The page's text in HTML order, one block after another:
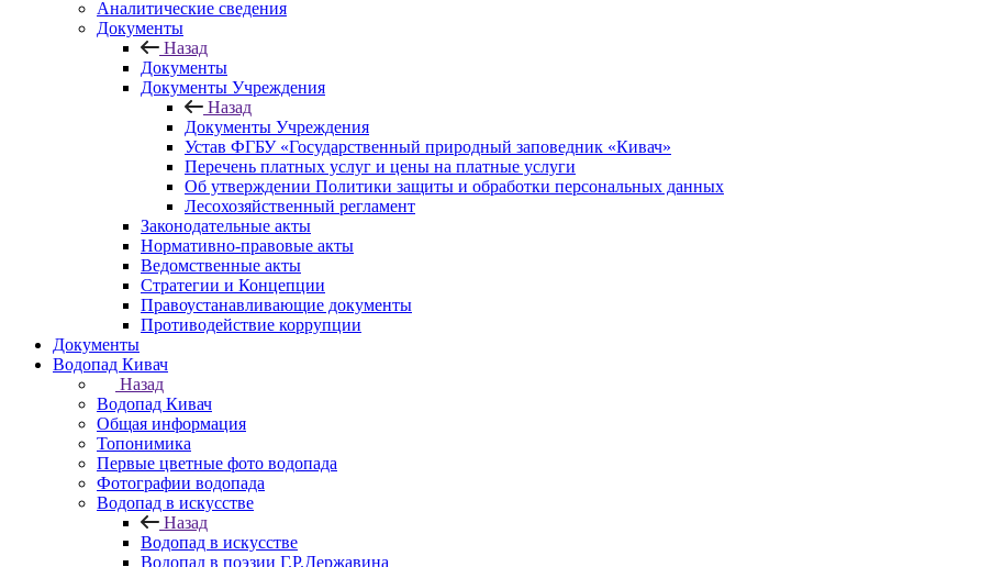
Аналитические сведения
Документы
Назад
Документы
Документы Учреждения
Назад
Документы Учреждения
Устав ФГБУ «Государственный природный заповедник «Кивач»
Перечень платных услуг и цены на платные услуги
Об утверждении Политики защиты и обработки персональных данных
Лесохозяйственный регламент
Законодательные акты
Нормативно-правовые акты
Ведомственные акты
Стратегии и Концепции
Правоустанавливающие документы
Противодействие коррупции
Документы
Водопад Кивач
Назад
Водопад Кивач
Общая информация
Топонимика
Первые цветные фото водопада
Фотографии водопада
Водопад в искусстве
Назад
Водопад в искусстве
Водопад в поэзии Г.Р.Державина